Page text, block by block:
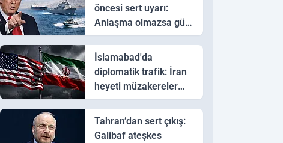
öncesi sert uyarı:
Anlaşma olmazsa güç
kullanırız
İslamabad'da
diplomatik trafik: İran
heyeti müzakereler
için Pakistan'a ulaştı
Tahran’dan sert çıkış:
Galibaf ateşkes